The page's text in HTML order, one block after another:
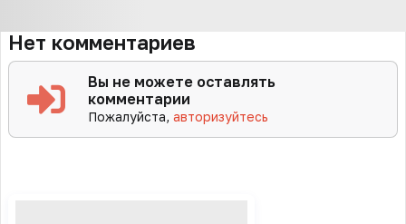
Нет комментариев
Вы не можете оставлять
комментарии
Пожалуйста,авторизуйтесь